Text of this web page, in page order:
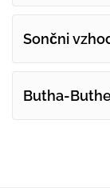
Sončni
Butha-